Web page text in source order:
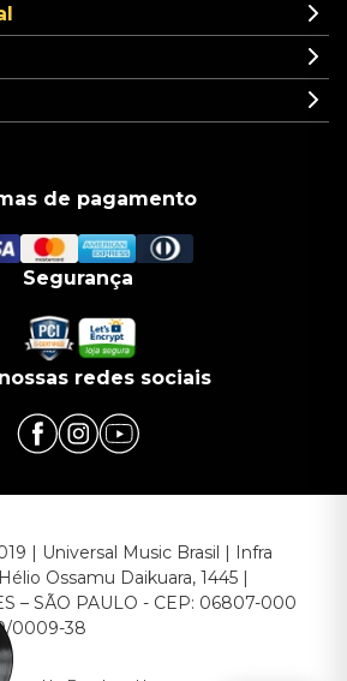
de pagamento
Segurança
redes sociais
| Universal Music Brasil | Infra
Ossamu Daikuara, 1445 |
– SÃO PAULO - CEP: 06807-000
0009-38